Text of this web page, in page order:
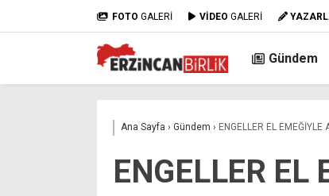
FOTO GALERİ VİDEO GALERİ
Gündem
Ana Sayfa › Gündem › ENGELLER EL EMEĞİYLE
ENGELLER EL